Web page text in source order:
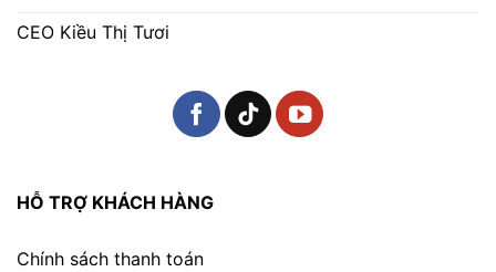
CEO Kiều Thị Tươi
HỖ TRỢ KHÁCH HÀNG
Chính sách thanh toán